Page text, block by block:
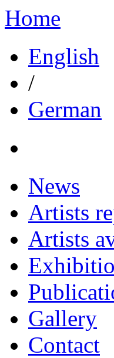
Home
English
/
German
News
Artists
Artists
Gallery
Contact